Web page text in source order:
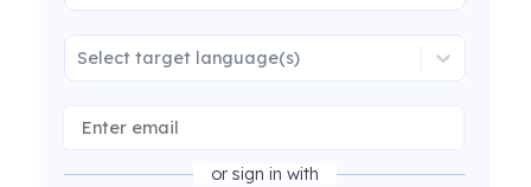
Select target language(s)
or sign in with